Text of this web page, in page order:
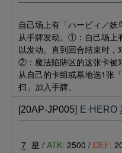
自己场上有「ハーピィ／
从手牌发动。①：自己场上
以发动。直到回合结束时，
②：魔法陷阱区的这张卡被
从自己的卡组或墓地选1张
扫」加入手牌。
[20AP-JP005] E·HERO
7 星 / ATK: 2500 / DEF: